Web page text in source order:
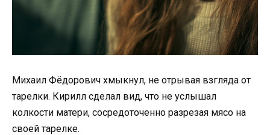
Михаил Фёдорович хмыкнул, не отрывая взгляда от
тарелки. Кирилл сделал вид, что не услышал
колкости матери, сосредоточенно разрезая мясо на
своей тарелке.